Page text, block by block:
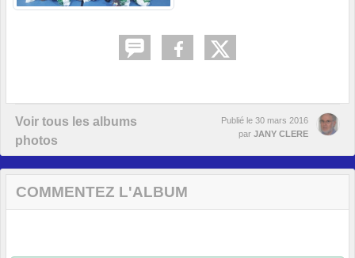
Voir tous les albums
photos
Publié le 30 mars 2016
par JANY CLERE
COMMENTEZ L'ALBUM